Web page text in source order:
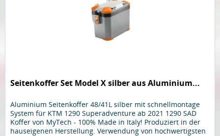
Seitenkoffer Set Model X silber aus Aluminium...
Aluminium Seitenkoffer 48/41L silber mit schnellmontage
System für KTM 1290 Superadventure ab 2021 1290 SAD
Koffer von MyTech - 100% Made in Italy! Produziert in der
hauseigenen Herstellung. Verwendung von hochwertigsten